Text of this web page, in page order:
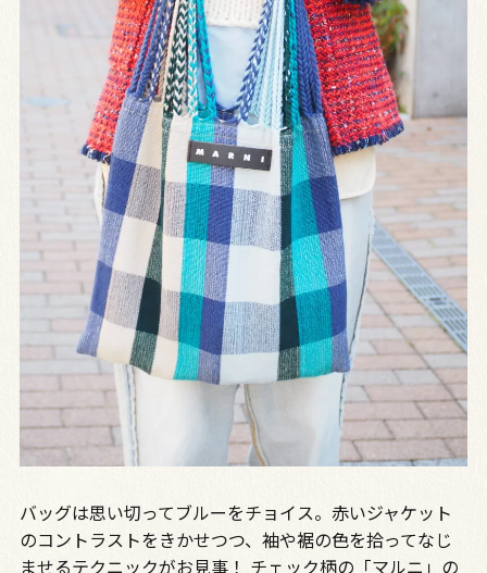
バッグは思い切ってブルーをチョイス。赤いジャケット
のコントラストをきかせつつ、袖や裾の色を拾ってなじ
ませるテクニックがお見事！ チェック柄の「マルニ」の